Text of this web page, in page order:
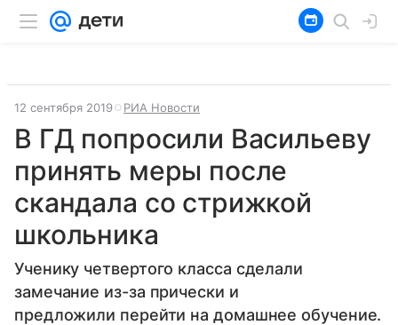
12 сентября 2019 РИА Новости
В ГД попросили Васильеву
принять меры после
скандала со стрижкой
школьника
Ученику четвертого класса сделали
замечание из-за прически и
предложили перейти на домашнее обучение.